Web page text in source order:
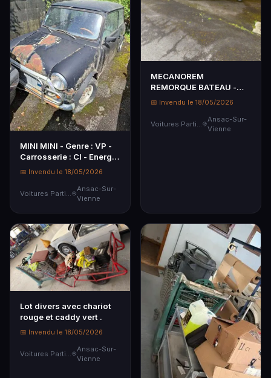
MINI MINI - Genre : VP -
Carrosserie : CI - Energie
: ES - C…
📅 Invendu le 18/05/2026
Voitures Particulières
Ansac-Sur-
Vienne
MECANOREM
REMORQUE BATEAU -
Genre : REM -
Carrosserie : PTE …
📅 Invendu le 18/05/2026
Ansac-Sur-
Vienne
Lot divers avec chariot
rouge et caddy vert .
📅 Invendu le 18/05/2026
Voitures Particulières
Ansac-Sur-
Vienne